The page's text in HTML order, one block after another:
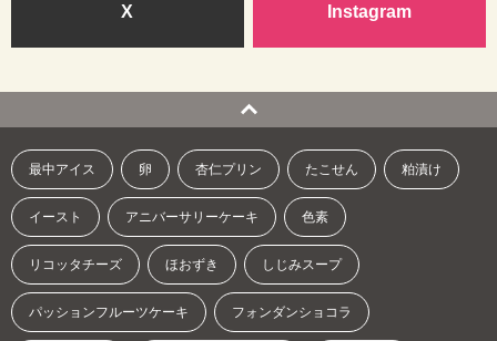
X Instagram
最中アイス 卵 杏仁プリン たこせん 粕漬け
イースト アニバーサリーケーキ 色素
リコッタチーズ ほおずき しじみスープ
パッションフルーツケーキ フォンダンショコラ